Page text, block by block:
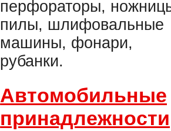
перфораторы,
пилы, шлифовальные
машины, фонари,
рубанки.
Автомобильные
принадлежности